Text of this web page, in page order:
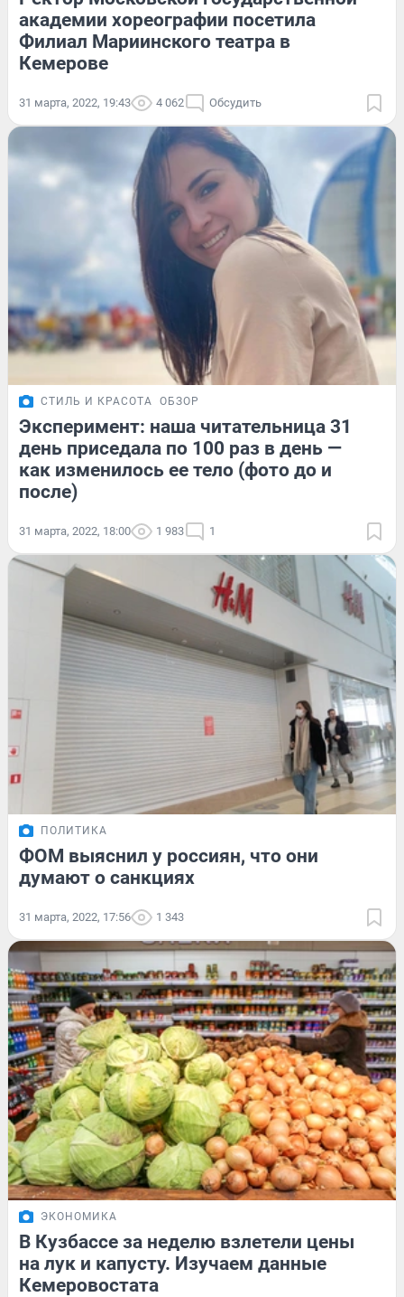
академии хореографии посетила
Филиал Мариинского театра в
Кемерове
31 марта, 2022, 19:43 4 062 Обсудить
СТИЛЬ И КРАСОТА ОБЗОР
Эксперимент: наша читательница 31
день приседала по 100 раз в день —
как изменилось ее тело (фото до и
после)
31 марта, 2022, 18:00 1 983 1
ПОЛИТИКА
ФОМ выяснил у россиян, что они
думают о санкциях
31 марта, 2022, 17:56 1 343
ЭКОНОМИКА
В Кузбассе за неделю взлетели цены
на лук и капусту. Изучаем данные
Кемеровостата